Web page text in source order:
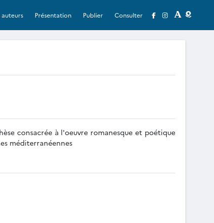
auteurs Présentation Publier Consulter
consacrée à l'oeuvre romanesque et poétique
méditerranéennes